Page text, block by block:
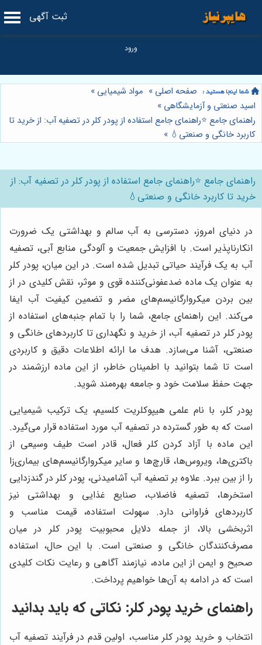
ثبت آگهی
صفحه اصلی » مواد شیمیایی »
اسید صنعتی و آزمایشگاهی »
راهنمای جامع ⭐️راهنمای جامع استفاده از پودر کلر در تصفیه آب: از خرید تا
کاربرد خانگی و صنعتی💧 »
راهنمای جامع ⭐️راهنمای جامع استفاده از پودر کلر در تصفیه آب: از
خرید تا کاربرد خانگی و صنعتی💧
در دنیای امروز، دسترسی به آب سالم و بهداشتی یک ضرورت
انکارناپذیر است. با افزایش جمعیت و آلودگی منابع آبی، تصفیه
آب به یک فرآیند حیاتی تبدیل شده است. در این میان، پودر کلر
به عنوان یک ماده ضدعفونی‌کننده قوی و موثر، نقش کلیدی در از
بین بردن میکروارگانیسم‌های مضر و تضمین کیفیت آب ایفا
می‌کند. این راهنمای جامع، شما را با تمام جنبه‌های استفاده از
پودر کلر در تصفیه آب، از خرید و نگهداری تا کاربردهای خانگی و
صنعتی، آشنا می‌سازد. هدف ما ارائه اطلاعات دقیق و کاربردی
است تا شما بتوانید با اطمینان خاطر، از این ماده ارزشمند در
جهت حفظ سلامت خود و جامعه بهره‌مند شوید.
پودر کلر، با نام علمی هیپوکلریت کلسیم، یک ترکیب شیمیایی
است که به طور گسترده در تصفیه آب مورد استفاده قرار می‌گیرد.
این ماده با آزاد کردن کلر فعال، قادر است طیف وسیعی از
باکتری‌ها، ویروس‌ها، قارچ‌ها و سایر میکروارگانیسم‌های بیماری‌زا
را از بین ببرد. علاوه بر تصفیه آب آشامیدنی، پودر کلر در گندزدایی
استخرها، تصفیه فاضلاب، صنایع غذایی و بهداشتی نیز
کاربردهای فراوانی دارد. سهولت استفاده، قیمت مناسب و
اثربخشی بالا، از جمله دلایل محبوبیت پودر کلر در میان
مصرف‌کنندگان خانگی و صنعتی است. با این حال، استفاده
صحیح و ایمن از این ماده، نیازمند آگاهی و رعایت نکات کلیدی
است که در ادامه به آن‌ها خواهیم پرداخت.
راهنمای خرید پودر کلر: نکاتی که باید بدانید
انتخاب و خرید پودر کلر مناسب، اولین قدم در فرآیند تصفیه آب